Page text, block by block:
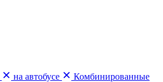
на автобусе Комбинированные